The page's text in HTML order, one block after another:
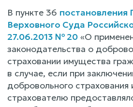
В пункте 36 постановления
Верховного Суда
27.06.2013 № 20 «О
законодательства о
страховании имущества
в случае, если при
добровольного
страхователю